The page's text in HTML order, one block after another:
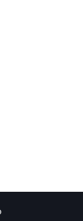
K-D, P.A.F,
existe
esta
con motivo